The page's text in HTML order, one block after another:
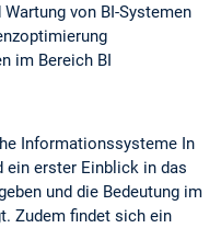
von BI-Systemen
im Bereich BI
Informationssysteme In
ein erster Einblick in das
und die Bedeutung im
Zudem findet sich ein